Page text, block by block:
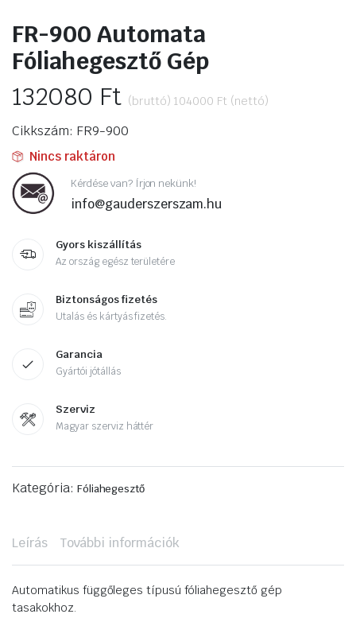
FR-900 Automata
Fóliahegesztő Gép
132080 Ft (bruttó) 104000 Ft (nettó)
Cikkszám: FR9-900
Nincs raktáron
Kérdése van? Írjon nekünk!
info@gauderszerszam.hu
Gyors kiszállítás
Az ország egész területére
Biztonságos fizetés
Utalás és kártyás fizetés.
Garancia
Gyártói jótállás
Szerviz
Magyar szerviz háttér
Kategória: Fóliahegesztő
Leírás További információk
Automatikus függőleges típusú fóliahegesztő gép
tasakokhoz.